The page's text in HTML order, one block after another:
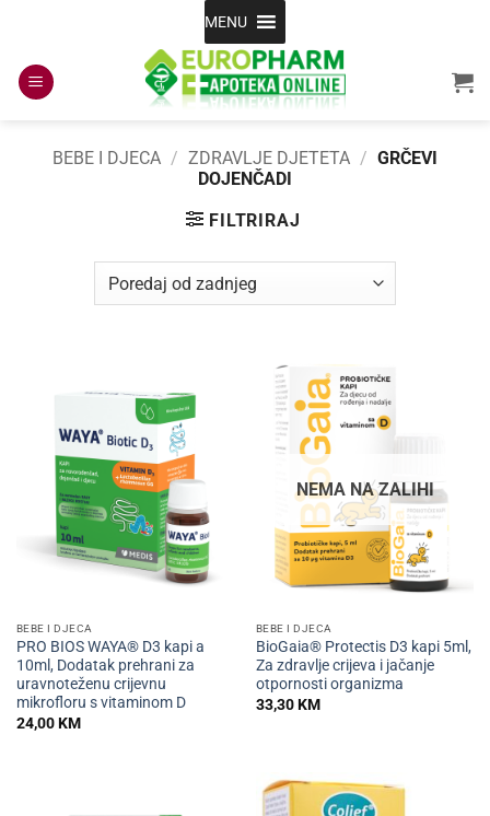
content
MENU
BEBE I DJECA / ZDRAVLJE DJETETA / GRČEVI
DOJENČADI
FILTRIRAJ
BEBE I DJECA
PRO BIOS WAYA® D3 kapi a
10ml, Dodatak prehrani za
uravnoteženu crijevnu
mikrofloru s vitaminom D
24,00KM
NEMA NA ZALIHI
BEBE I DJECA
BioGaia® Protectis D3 kapi 5ml,
Za zdravlje crijeva i jačanje
otpornosti organizma
33,30KM